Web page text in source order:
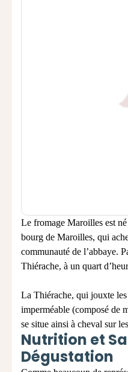
Le fromage Maroilles est
bourg de Maroilles, qui
communauté de l’abbaye.
Thiérache, à un quart
La Thiérache, qui jouxte les
imperméable (composé de
se situe ainsi à cheval sur
Nutrition et
Dégustation